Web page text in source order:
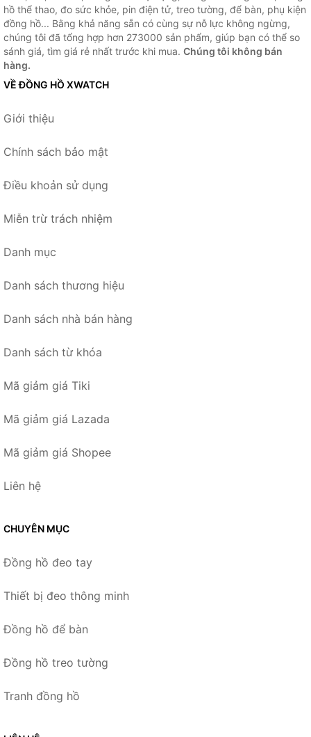
hồ thể thao, đo sức khỏe, pin điện tử, treo tường, để bàn, phụ kiện
đồng hồ... Bằng khả năng sẵn có cùng sự nỗ lực không ngừng,
chúng tôi đã tổng hợp hơn 273000 sản phẩm, giúp bạn có thể so
sánh giá, tìm giá rẻ nhất trước khi mua. Chúng tôi không bán
hàng.
VỀ ĐỒNG HỒ XWATCH
Giới thiệu
Chính sách bảo mật
Điều khoản sử dụng
Miễn trừ trách nhiệm
Danh mục
Danh sách thương hiệu
Danh sách nhà bán hàng
Danh sách từ khóa
Mã giảm giá Tiki
Mã giảm giá Lazada
Mã giảm giá Shopee
Liên hệ
CHUYÊN MỤC
Đồng hồ đeo tay
Thiết bị đeo thông minh
Đồng hồ để bàn
Đồng hồ treo tường
Tranh đồng hồ